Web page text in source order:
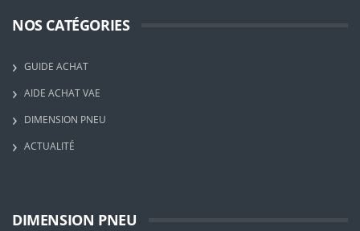
NOS CATÉGORIES
GUIDE ACHAT
AIDE ACHAT VAE
DIMENSION PNEU
ACTUALITÉ
DIMENSION PNEU